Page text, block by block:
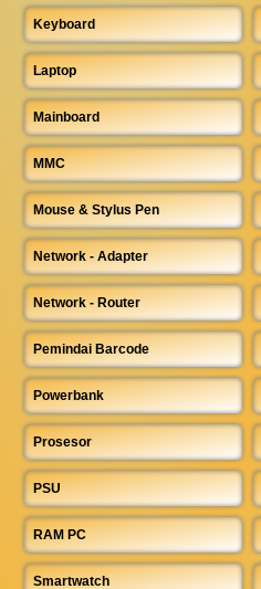
Keyboard
Laptop
Mainboard
MMC
Mouse & Stylus Pen
Network - Adapter
Network - Router
Pemindai Barcode
Powerbank
Prosesor
PSU
RAM PC
Smartwatch